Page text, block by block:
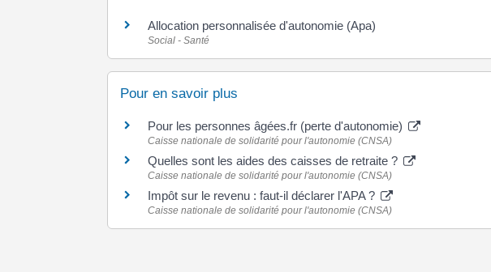
Allocation personnalisée d'autonomie (Apa)
Social - Santé
Pour en savoir plus
Pour les personnes âgées.fr (perte d'autonomie)
Caisse nationale de solidarité pour l'autonomie (CNSA)
Quelles sont les aides des caisses de retraite ?
Caisse nationale de solidarité pour l'autonomie (CNSA)
Impôt sur le revenu : faut-il déclarer l'APA ?
Caisse nationale de solidarité pour l'autonomie (CNSA)